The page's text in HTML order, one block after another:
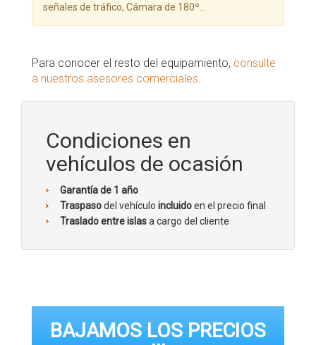
señales de tráfico, Cámara de 180º...
Para conocer el resto del equipamiento, consulte
a nuestros asesores comerciales.
Condiciones en
vehículos de ocasión
Garantía de 1 año
Traspasodel vehículo incluidoen el precio final
Traslado entre islasa cargo del cliente
BAJAMOS LOS PRECIOS